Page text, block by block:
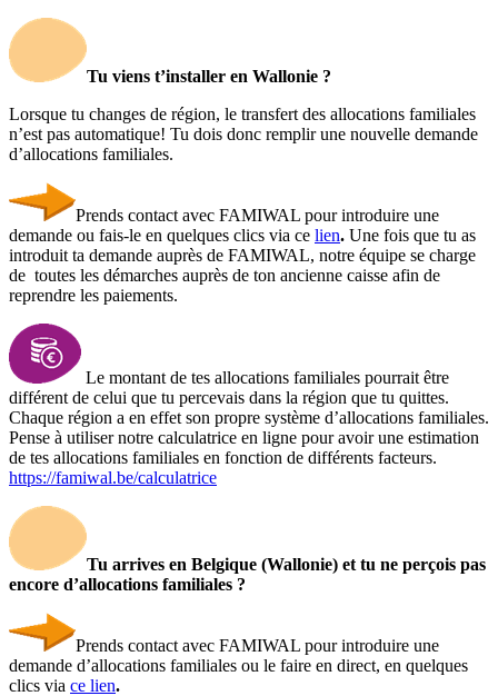
Tu viens t’installer en Wallonie ?
Lorsque tu changes de région, le transfert des allocations familiales
n’est pas automatique! Tu dois donc remplir une nouvelle demande
d’allocations familiales.
Prends contact avec FAMIWAL pour introduire une
demande ou fais-le en quelques clics via ce lien. Une fois que tu as
introduit ta demande auprès de FAMIWAL, notre équipe se charge
de toutes les démarches auprès de ton ancienne caisse afin de
reprendre les paiements.
Le montant de tes allocations familiales pourrait être
différent de celui que tu percevais dans la région que tu quittes.
Chaque région a en effet son propre système d’allocations familiales.
Pense à utiliser notre calculatrice en ligne pour avoir une estimation
de tes allocations familiales en fonction de différents facteurs.
https://famiwal.be/calculatrice
Tu arrives en Belgique (Wallonie) et tu ne perçois pas
encore d’allocations familiales ?
Prends contact avec FAMIWAL pour introduire une
demande d’allocations familiales ou le faire en direct, en quelques
clics via ce lien.